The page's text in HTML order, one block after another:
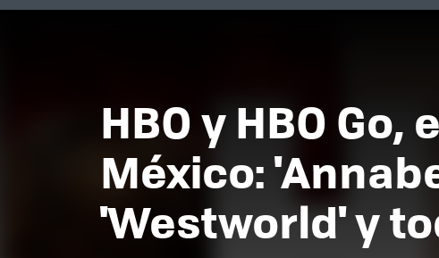
HBO y HBO
México:
'Westworld' y